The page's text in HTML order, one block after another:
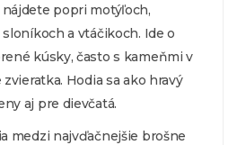
popri motýľoch,
a vtáčikoch. Ide o
kúsky, často s kameňmi v
Hodia sa ako hravý
aj pre dievčatá.
medzi najvďačnejšie brošne